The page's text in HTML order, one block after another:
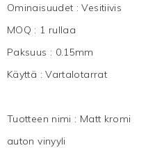
Ominaisuudet :Vesitiivis
MOQ : 1 rullaa
Paksuus : 0.15mm
Käyttä :Vartalotarrat
Tuotteen nimi : Matt kromi
auton vinyyli